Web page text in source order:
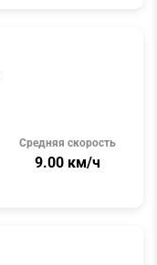
Средняя скорость
9.00 км/ч